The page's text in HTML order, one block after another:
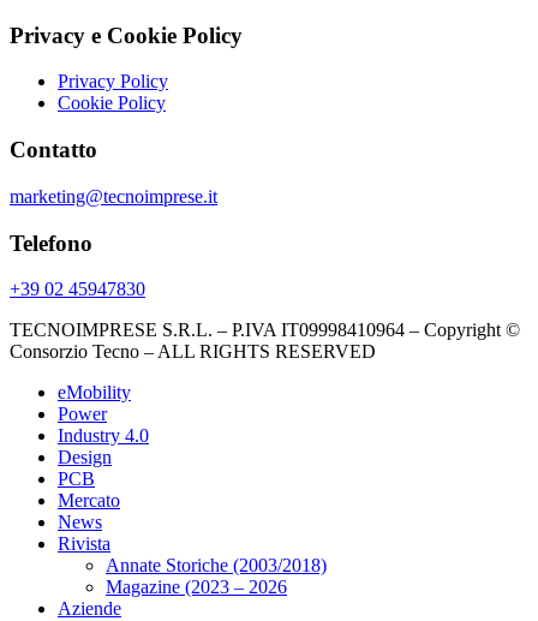
Privacy e Cookie Policy
Privacy Policy
Cookie Policy
Contatto
marketing@tecnoimprese.it
Telefono
+39 02 45947830
TECNOIMPRESE S.R.L. – P.IVA IT09998410964 – Copyright ©
Consorzio Tecno – ALL RIGHTS RESERVED
eMobility
Power
Industry 4.0
Design
PCB
Mercato
News
Rivista
Annate Storiche (2003/2018)
Magazine (2023 – 2026
Aziende